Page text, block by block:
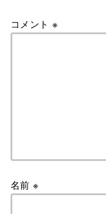
コメント ※
名前※